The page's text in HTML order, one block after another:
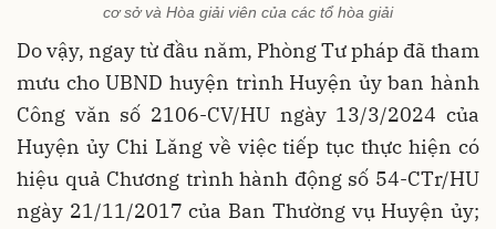
cơ sở và Hòa giải viên của các tổ hòa giải
Do vậy, ngay từ đầu năm, Phòng Tư pháp đã tham
mưu cho UBND huyện trình Huyện ủy ban hành
Công văn số 2106-CV/HU ngày 13/3/2024 của
Huyện ủy Chi Lăng về việc tiếp tục thực hiện có
hiệu quả Chương trình hành động số 54-CTr/HU
ngày 21/11/2017 của Ban Thường vụ Huyện ủy;